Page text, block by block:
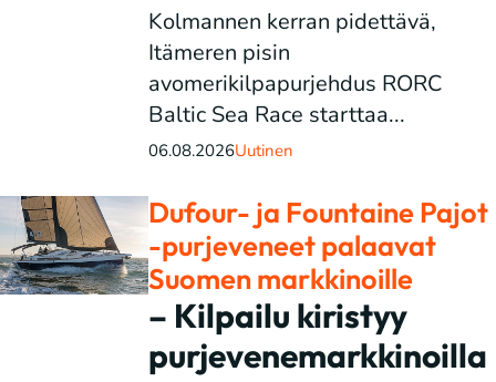
Kolmannen kerran pidettävä,
Itämeren pisin
avomerikilpapurjehdus RORC
Baltic Sea Race starttaa...
06.08.2026Uutinen
Dufour- ja Fountaine Pajot
-purjeveneet palaavat
Suomen markkinoille
– Kilpailu kiristyy
purjevenemarkkinoilla